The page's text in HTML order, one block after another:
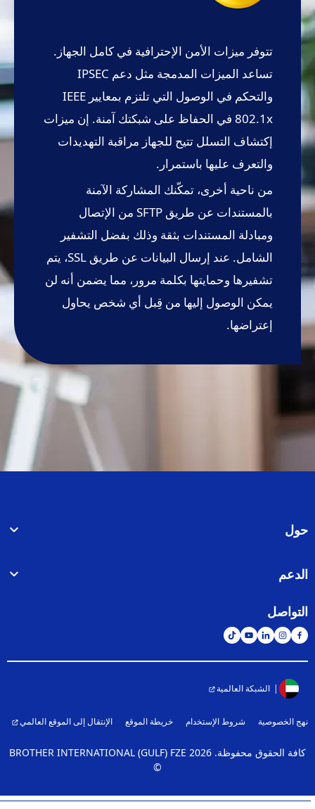
تتوفر ميزات الأمن الإحترافية في كامل الجهاز.
تساعد الميزات المدمجة مثل دعم IPSEC
والتحكم في الوصول التي تلتزم بمعايير IEEE
802.1x في الحفاظ على شبكتك آمنة. إن ميزات
إكتشاف التسلل تتيح للجهاز مراقبة التهديدات
والتعرف عليها باستمرار.
من ناحية أخرى، تمكّنك المشاركة الآمنة
بالمستندات عن طريق SFTP من الإتصال
ومبادلة المستندات بثقة وذلك بفضل التشفير
الشامل. عند إرسال البيانات عن طريق SSL، يتم
تشفيرها وحمايتها بكلمة مرور، مما يضمن أنه لن
يمكن الوصول إليها من قِبل أي شخص يحاول
إعتراضها.
حول
الدعم
التواصل
الشبكة العالمية
نهج الخصوصية شروط الإستخدام خريطة الموقع الإنتقال إلى الموقع العالمي
كافة الحقوق محفوظة. BROTHER INTERNATIONAL (GULF) FZE2026
©